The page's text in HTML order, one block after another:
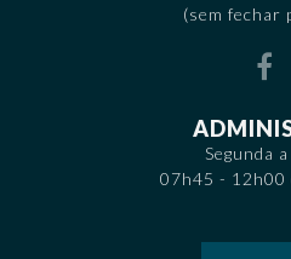
(sem fechar
Segunda
07h45 - 12h00